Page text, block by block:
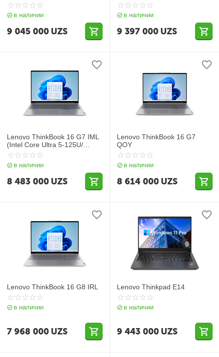
в наличии
9 045 000 UZS
16GB/ SSD 512GB/ 16"
WUXGA IPS/ Intel Iris Xe
Graphics/ Backlit/ NoOS/ RU)
в наличии
9 397 000 UZS
Lenovo ThinkBook 16 G7 IML
(Intel Core Ultra 5-125U/
DDR5 16GB/ SSD 512GB/ 16"
WUXGA IPS/ Integrated Intel
Graphics/ NoOS/ RU) Arctic
в наличии
8 483 000 UZS
Lenovo ThinkBook 16 G7
QOY
в наличии
8 614 000 UZS
Lenovo ThinkBook 16 G8 IRL
в наличии
7 968 000 UZS
Lenovo Thinkpad E14
в наличии
9 443 000 UZS